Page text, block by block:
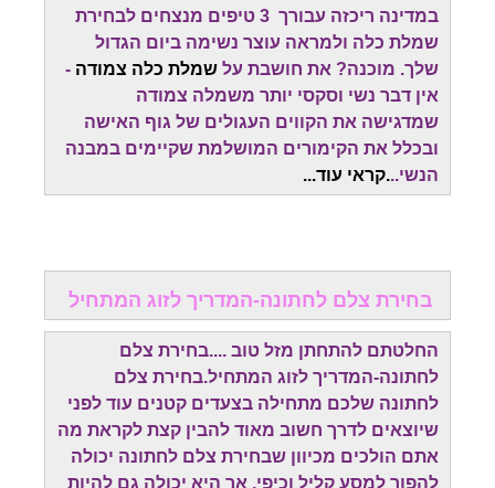
במדינה ריכזה עבורך 3 טיפים מנצחים לבחירת
שמלת כלה ולמראה עוצר נשימה ביום הגדול
שלך. מוכנה? את חושבת על שמלת כלה צמודה -
אין דבר נשי וסקסי יותר משמלה צמודה
שמדגישה את הקווים העגולים של גוף האישה
ובכלל את הקימורים המושלמת שקיימים במבנה
הנשי...קראי עוד...
בחירת צלם לחתונה-המדריך לזוג המתחיל
החלטתם להתחתן מזל טוב ....בחירת צלם
לחתונה-המדריך לזוג המתחיל.בחירת צלם
לחתונה שלכם מתחילה בצעדים קטנים עוד לפני
שיוצאים לדרך חשוב מאוד להבין קצת לקראת מה
אתם הולכים מכיוון שבחירת צלם לחתונה יכולה
להפוך למסע קליל וכיפי, אך היא יכולה גם להיות